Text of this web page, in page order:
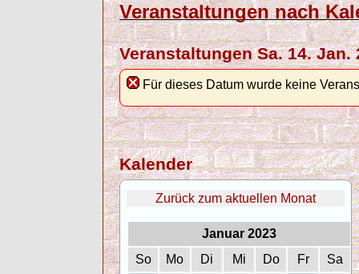
Veranstaltungen nach
Veranstaltungen Sa. 14. Jan.
Für dieses Datum wurde keine
Kalender
Zurück zum aktuellen Monat
Januar 2023
So
Mo Di Mi Do Fr
Sa